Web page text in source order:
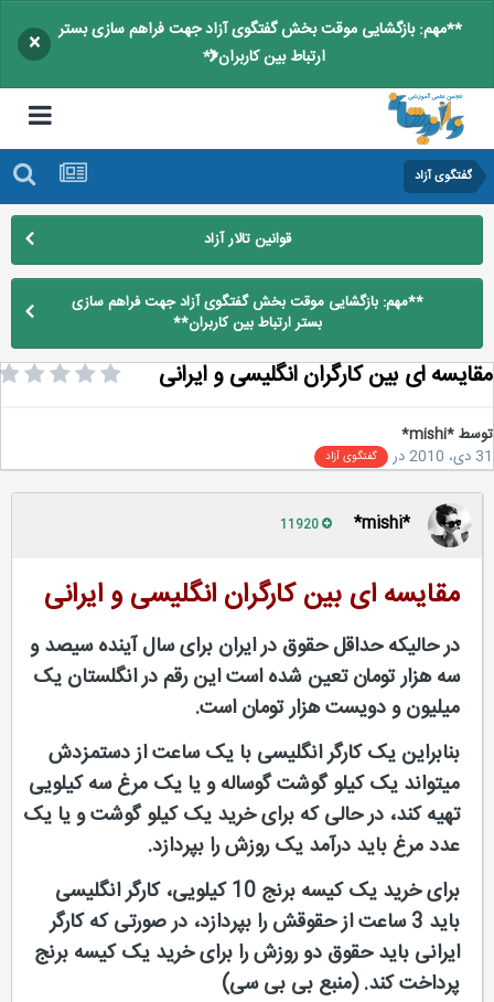
**مهم: بازگشایی موقت بخش گفتگوی آزاد جهت فراهم سازی بستر
ارتباط بین کاربران**
×
گفتگوی آزاد
قوانین تالار آزاد
**مهم: بازگشایی موقت بخش گفتگوی آزاد جهت فراهم سازی
بستر ارتباط بین کاربران**
ای بین کارگران انگلیسی و ایرانی
*mishi*
در گفتگوی آزاد
مقایسه ای بین کارگران انگلیسی و ایرانی
در حالیکه حداقل حقوق در ایران برای سال آینده سیصد و
سه هزار تومان تعین شده است این رقم در انگلستان یک
میلیون و دویست هزار تومان است.
بنابراین یک کارگر انگلیسی با یک ساعت از دستمزدش
میتواند یک کیلو گوشت گوساله و یا یک مرغ سه کیلویی
تهیه کند، در حالی که برای خرید یک کیلو گوشت و یا یک
عدد مرغ باید درآمد یک روزش را بپردازد.
برای خرید یک کیسه برنج 10 کیلویی، کارگر انگلیسی
باید 3 ساعت از حقوقش را بپردازد، در صورتی که کارگر
ایرانی باید حقوق دو روزش را برای خرید یک کیسه برنج
پرداخت کند. (منبع بی بی سی)